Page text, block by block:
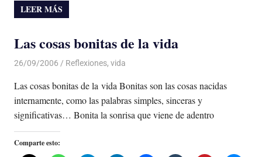
LEER MÁS
Las cosas bonitas de la vida
26/09/2006 Luis Castellanos
Reflexiones, vida
Las cosas bonitas de la vida Bonitas son las cosas nacidas
internamente, como las palabras simples, sinceras y
significativas… Bonita la sonrisa que viene de adentro
Comparte esto: